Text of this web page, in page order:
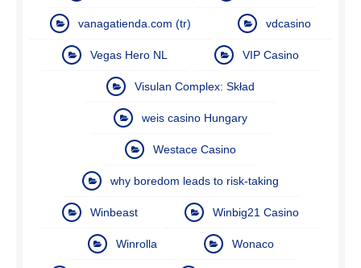
vanagatienda.com (tr) vdcasino
Vegas Hero NL VIP Casino
Visulan Complex: Skład
weis casino Hungary
Westace Casino
why boredom leads to risk-taking
Winbeast Winbig21 Casino
Winrolla Wonaco